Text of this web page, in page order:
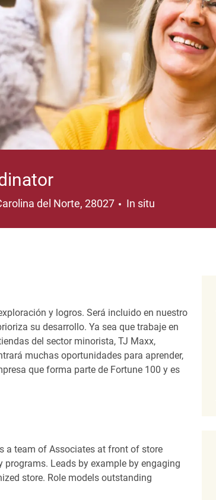
del Norte, 28027 In situ
y logros. Será incluido en nuestro
su desarrollo. Ya sea que trabaje en
del sector minorista, TJ Maxx,
muchas oportunidades para aprender,
que forma parte de Fortune 100 y es
a team of Associates at front of store
Leads by example by engaging
store. Role models outstanding